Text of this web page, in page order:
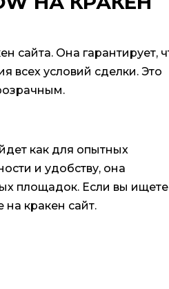
сайта. Она гарантирует,
всех условий сделки. Это
как для опытных
и удобству, она
площадок. Если вы ищете
кракен сайт.